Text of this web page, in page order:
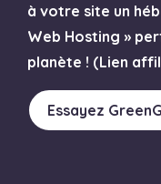
à votre site un
Web Hosting »
planète ! (Lien
Essayez